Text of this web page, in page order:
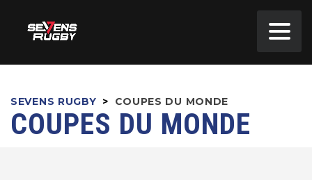
SEVENS RUGBY > COUPES DU MONDE
COUPES DU MONDE